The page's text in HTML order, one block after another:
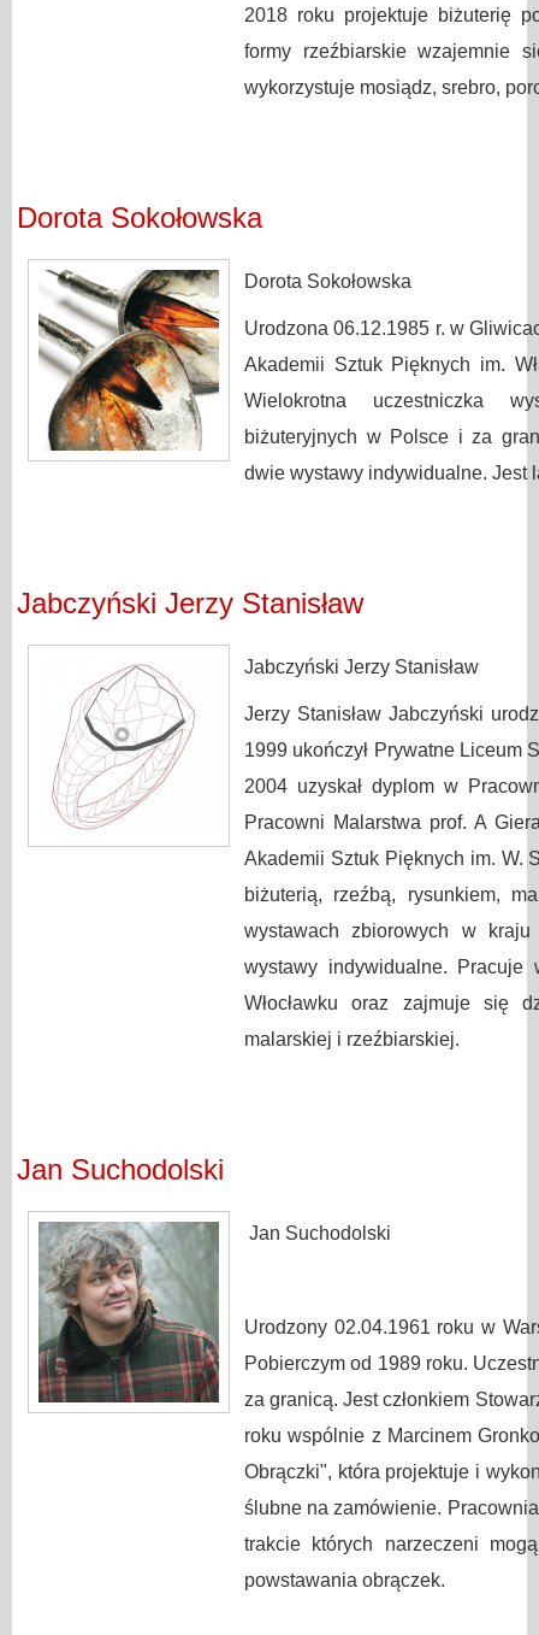
2018 roku projektuje biżuterię
formy rzeźbiarskie wzajemnie
wykorzystuje mosiądz, srebro,
Dorota Sokołowska
Dorota Sokołowska
Urodzona 06.12.1985 r. w
Akademii Sztuk Pięknych im.
Wielokrotna uczestniczka
biżuteryjnych w Polsce i za
dwie wystawy indywidualne. Jest
Jabczyński Jerzy Stanisław
Jabczyński Jerzy Stanisław
Jerzy Stanisław Jabczyński
1999 ukończył Prywatne Liceum
2004 uzyskał dyplom w
Pracowni Malarstwa prof. A
Akademii Sztuk Pięknych im. W.
biżuterią, rzeźbą, rysunkiem,
wystawach zbiorowych w
wystawy indywidualne. Pracuje
Włocławku oraz zajmuje się
malarskiej i rzeźbiarskiej.
Jan Suchodolski
Jan Suchodolski
Urodzony 02.04.1961 roku w
Pobierczym od 1989 roku.
za granicą. Jest członkiem
roku wspólnie z Marcinem
Obrączki", która projektuje i
ślubne na zamówienie.
trakcie których narzeczeni
powstawania obrączek.